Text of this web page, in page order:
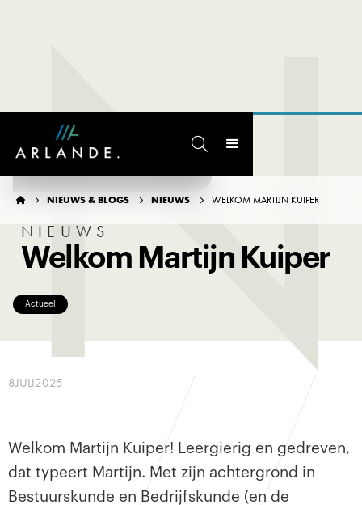

  NIEUWS & BLOGS  NIEUWS  WELKOM MARTIJN KUIPER
NIEUWS
Welkom Martijn Kuiper
Actueel
8JULI2025
Welkom Martijn Kuiper! Leergierig en gedreven,
dat typeert Martijn. Met zijn achtergrond in
Bestuurskunde en Bedrijfskunde (en de